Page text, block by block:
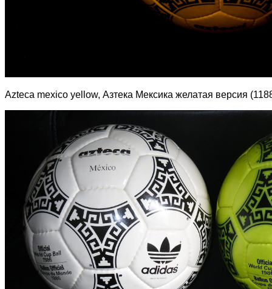
Azteca mexico yellow, Азтека Мексика желатая версия